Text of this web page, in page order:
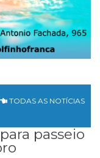
TODAS AS NOTÍCIAS
passeio